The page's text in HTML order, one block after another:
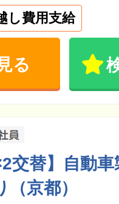
し費用支給
る
交替】自動
京都）